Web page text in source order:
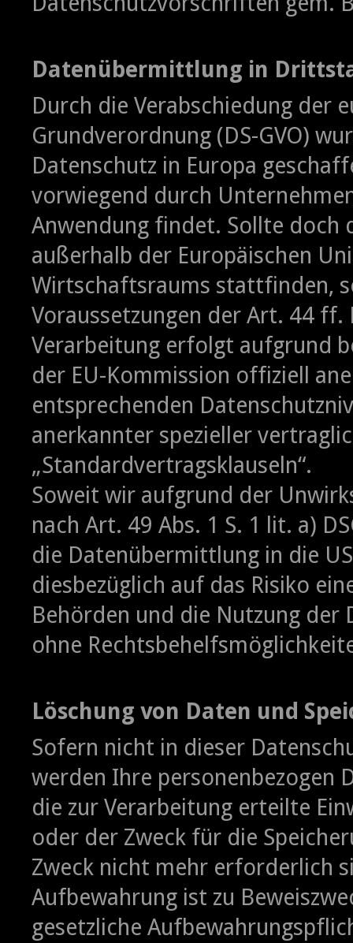
Datenübermittlung in
Durch die Verabschiedung der
Grundverordnung (DS-GVO)
Datenschutz in Europa
vorwiegend durch
Anwendung findet. Sollte doch
außerhalb der Europäischen
Wirtschaftsraums stattfinden,
Voraussetzungen der Art. 44 ff.
Verarbeitung erfolgt aufgrund
der EU-Kommission offiziell
entsprechenden
anerkannter spezieller
„Standardvertragsklauseln“.
Soweit wir aufgrund der
nach Art. 49 Abs. 1 S. 1 lit. a)
die Datenübermittlung in die
diesbezüglich auf das Risiko
Behörden und die Nutzung der
ohne
Löschung von Daten und
Sofern nicht in dieser
werden Ihre personenbezogen
die zur Verarbeitung erteilte
oder der Zweck für die
Zweck nicht mehr erforderlich
Aufbewahrung ist zu
gesetzliche